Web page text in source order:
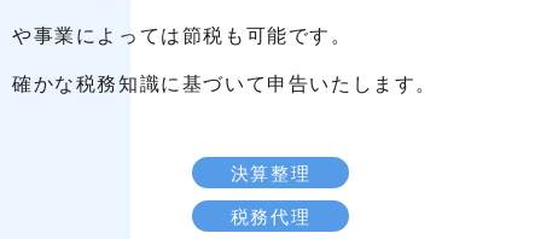
や事業によっては節税も可能です。
確かな税務知識に基づいて申告いたします。
決算整理
税務代理